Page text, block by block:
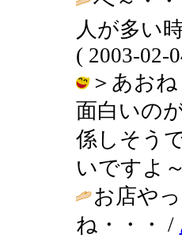
人が多い
( 2003-02-
＞あお
面白いの
係しそう
いですよ
お店や
ね・・・ /